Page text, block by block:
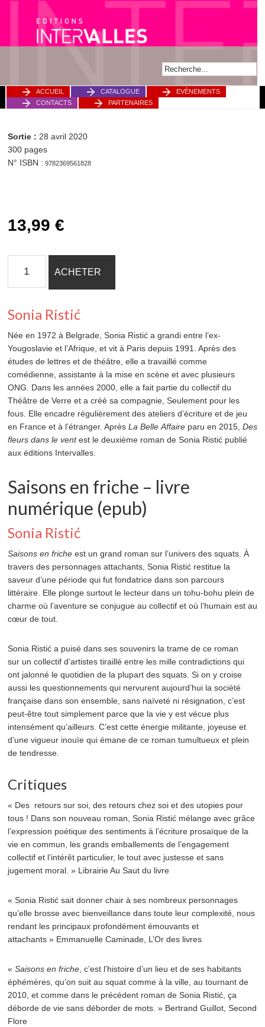
ACCUEIL CATALOGUE
EVÈNEMENTS
CONTACTS
PARTENAIRES
Sortie : 28 avril 2020
300 pages
N° ISBN : 9782369561828
13,99 €
Saisons
friche
livre
numérique
(epub)
ACHETER
Sonia Ristić
Née en 1972 à Belgrade, Sonia Ristić a grandi entre l’ex-
Yougoslavie et l’Afrique, et vit à Paris depuis 1991. Après des
études de lettres et de théâtre, elle a travaillé comme
comédienne, assistante à la mise en scène et avec plusieurs
ONG. Dans les années 2000, elle a fait partie du collectif du
Théâtre de Verre et a créé sa compagnie, Seulement pour les
fous. Elle encadre régulièrement des ateliers d’écriture et de jeu
en France et à l’étranger. Après La Belle Affaireparu en 2015, Des
fleurs dans le ventest le deuxième roman de Sonia Ristić publié
aux éditions Intervalles.
Saisons en friche – livre
numérique (epub)
Sonia Ristić
Saisons en fricheest un grand roman sur l’univers des squats. À
travers des personnages attachants, Sonia Ristić restitue la
saveur d’une période qui fut fondatrice dans son parcours
littéraire. Elle plonge surtout le lecteur dans un tohu-bohu plein de
charme où l’aventure se conjugue au collectif et où l’humain est au
cœur de tout.
Sonia Ristić a puisé dans ses souvenirs la trame de ce roman
sur un collectif d’artistes tiraillé entre les mille contradictions qui
ont jalonné le quotidien de la plupart des squats. Si on y croise
aussi les questionnements qui nervurent aujourd’hui la société
française dans son ensemble, sans naïveté ni résignation, c’est
peut-être tout simplement parce que la vie y est vécue plus
intensément qu’ailleurs. C’est cette énergie militante, joyeuse et
d’une vigueur inouïe qui émane de ce roman tumultueux et plein
de tendresse.
Critiques
« Des retours sur soi, des retours chez soi et des utopies pour
tous ! Dans son nouveau roman, Sonia Ristić mélange avec grâce
l’expression poétique des sentiments à l’écriture prosaïque de la
vie en commun, les grands emballements de l’engagement
collectif et l’intérêt particulier, le tout avec justesse et sans
jugement moral. » Librairie Au Saut du livre
« Sonia Ristić sait donner chair à ses nombreux personnages
qu’elle brosse avec bienveillance dans toute leur complexité, nous
rendant les principaux profondément émouvants et
attachants » Emmanuelle Caminade, L’Or des livres
« Saisons en friche, c’est l’histoire d’un lieu et de ses habitants
éphémères, qu’on suit au squat comme à la ville, au tournant de
2010, et comme dans le précédent roman de Sonia Ristić, ça
déborde de vie sans déborder de mots. » Bertrand Guillot, Second
Flore